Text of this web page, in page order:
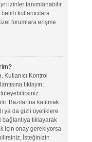
izinler tanımlanabilir.
kullanıcılara
forumlara erişme
Kullanıcı Kontrol
tıklayın;
Bazılarına katılmak
ya da gizli üyeliklere
tıklayarak
için onay gerekiyorsa
İsteğinizin